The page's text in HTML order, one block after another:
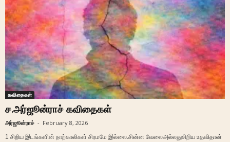
கவிதைகள்
ச.அர்ஜூன்ராச் கவிதைகள்
அர்ஜூன்ராச் - February 8, 2026
1 சிறிய இடங்களின் நாற்காலிகள் சிரமமே இல்லை.சின்ன வேலைஅல்லதுசிறிய உதவிதான்